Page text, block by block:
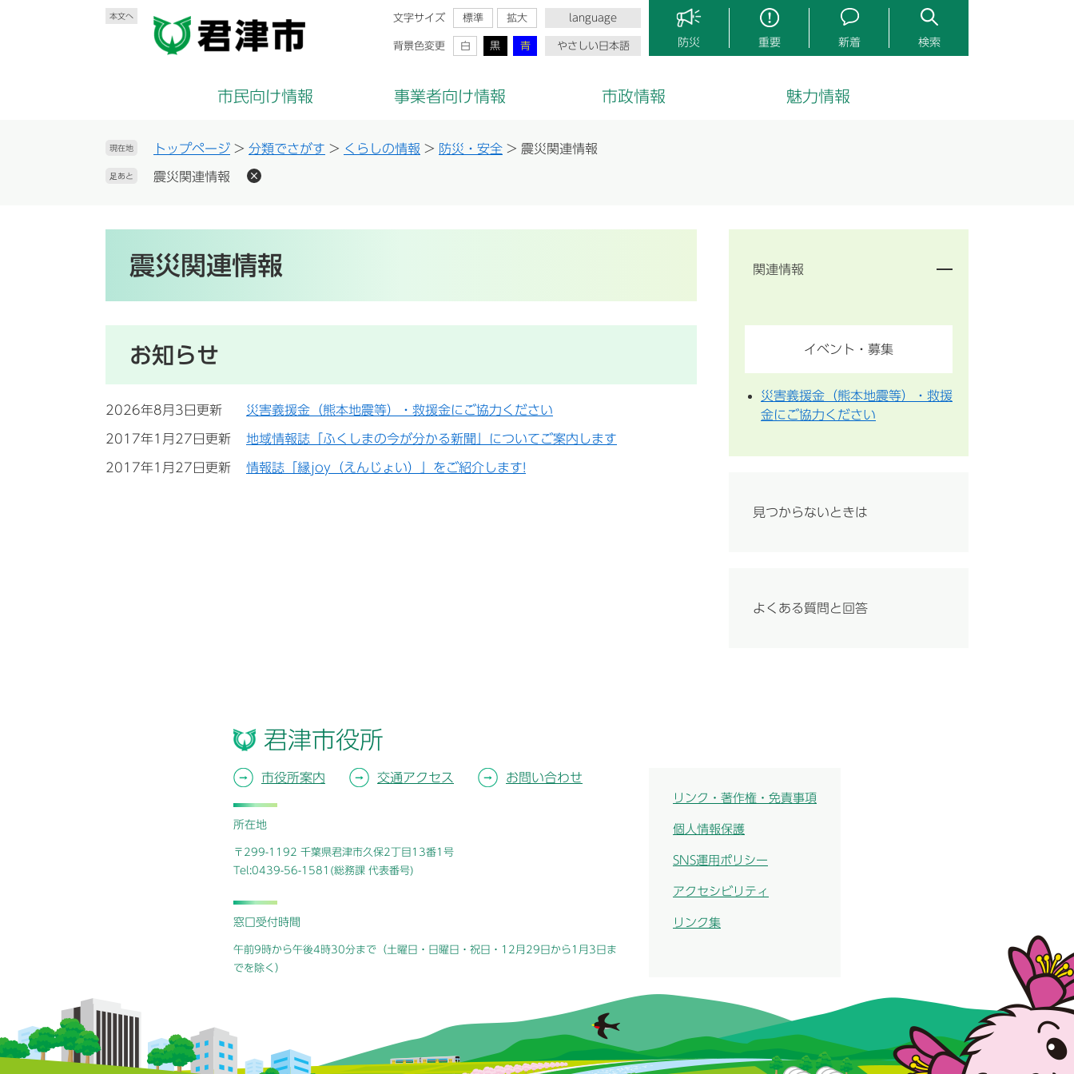
本文へ 文字サイズ 標準 拡大
背景色変更 白 黒 青
language
やさしい日本語 防災 重要 新着 検索
市民向け情報 事業者向け情報 市政情報 魅力情報
現在地 トップページ > 分類でさがす > くらしの情報 > 防災・安全 > 震災関連情報
足あと 震災関連情報
震災関連情報
お知らせ
2026年8月3日更新 災害義援金（熊本地震等）・救援金にご協力ください
2017年1月27日更新 地域情報誌「ふくしまの今が分かる新聞」についてご案内します
2017年1月27日更新 情報誌「縁joy（えんじょい）」をご紹介します!
関連情報
イベント・募集
災害義援金（熊本地震等）・救援
金にご協力ください
見つからないときは
よくある質問と回答
君津市役所
市役所案内 交通アクセス お問い合わせ
所在地
〒299-1192 千葉県君津市久保2丁目13番1号
Tel:0439-56-1581(総務課 代表番号)
窓口受付時間
午前9時から午後4時30分まで（土曜日・日曜日・祝日・12月29日から1月3日ま
でを除く）
リンク・著作権・免責事項
個人情報保護
SNS運用ポリシー
アクセシビリティ
リンク集